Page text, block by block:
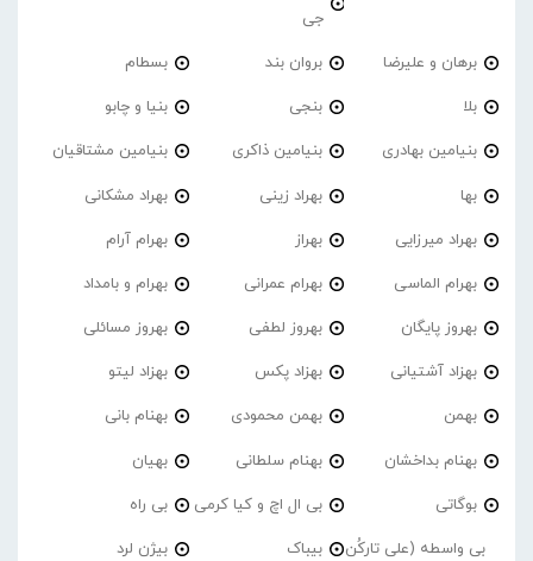
جی
برهان و علیرضا بروان بند بسطام
بلا بنجی بنیا و چابو
بنیامین بهادری بنیامین ذاکری بنیامین مشتاقیان
بها بهراد زینی بهراد مشکانی
بهراد میرزایی بهراز بهرام آرام
بهرام الماسی بهرام عمرانی بهرام و بامداد
بهروز پایگان بهروز لطفی بهروز مسائلی
بهزاد آشتیانی بهزاد پکس بهزاد لیتو
بهمن بهمن محمودی بهنام بانی
بهنام بداخشان بهنام سلطانی بهیان
بوگاتی بی ال اچ و کیا کرمی بی راه
بی واسطه (علی تارکُن بیباک بیژن لرد